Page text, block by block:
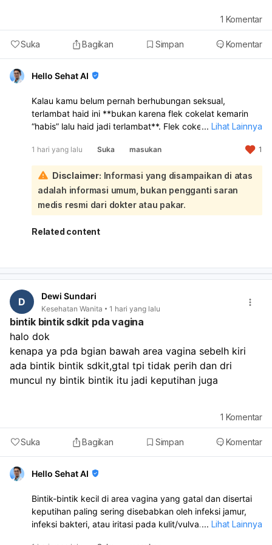
Suka Bagikan Simpan Komentar
1 Komentar
Hello Sehat AI
Kalau kamu belum pernah berhubungan seksual,
terlambat haid ini **bukan karena flek cokelat kemarin
“habis” lalu haid jadi terlambat**. Flek cokelat sebelum
kurang tidur, perubahan gaya hidup, atau siklus haid
yang memang sedang tidak teratur**. Jadi kemungkinan
besar flek itu hanya tanda hormon sedang berubah,
bukan penyebab langsung telat haid:
Makan pisang atau makanan tertentutidak terbukti
langsung menghentikan flek atau mempercepat haid.
Yang lebih mungkin berpengaruh adalah kondisi tubuh
hari, itu masih bisa termasuk variasi siklus yang normal.
Coba pantau dulu 1–2 minggu ke depan, jaga tidur
cukup, makan teratur, dan kurangi stres. Sebaiknya
periksa ke dokter kandungan atau dokter umum kalau:
haid tidak datang sampai lebih dari 1–2 minggu,
flek/pendarahan berulang terus,
ada nyeri perut hebat,
bau tidak sedap,
atau darah keluar sangat banyak.
... Lihat Lainnya
1 hari yang lalu Suka masukan 1
Disclaimer: Informasi yang disampaikan di atas
adalah informasi umum, bukan pengganti saran
medis resmi dari dokter atau pakar.
Related content
D Dewi Sundari
Kesehatan Wanita 1 hari yang lalu
bintik bintik sdkit pda vagina
halo dok
kenapa ya pda bgian bawah area vagina sebelh kiri
ada bintik bintik sdkit,gtal tpi tidak perih dan dri
muncul ny bintik bintik itu jadi keputihan juga
Suka Bagikan Simpan Komentar
1 Komentar
Hello Sehat AI
Bintik-bintik kecil di area vagina yang gatal dan disertai
keputihan paling sering disebabkan oleh infeksi jamur,
infeksi bakteri, atau iritasi pada kulit/vulva. Karena ada
... Lihat Lainnya